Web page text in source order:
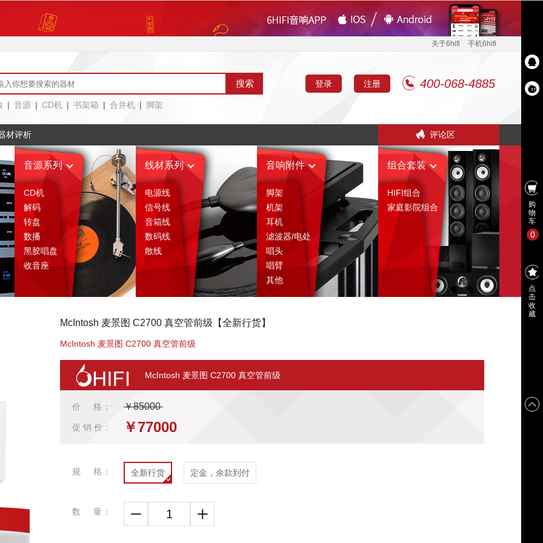
关于6hifi 手机6hifi
| 音源 | CD机 | 书架箱 | 合并机 | 脚架
登录 注册 400-068-4885
材评析 评论区
音源系列
CD机
解码
转盘
数播
黑胶唱盘
收音座
线材系列
电源线
信号线
音箱线
数码线
散线
音响附件
脚架
机架
耳机
滤波器/电处
唱头
唱臂
其他
组合套装
HIFI组合
家庭影院组合
评论区 售后服务
McIntosh 麦景图 C2700 真空管前级【全新行货】
McIntosh 麦景图 C2700 真空管前级
McIntosh 麦景图 C2700 真空管前级
价 格： ￥85000
促 销 价： ￥77000
规 格： 全新行货 定金，余款到付
数 量：
购
物
车
0
点
击
收
藏